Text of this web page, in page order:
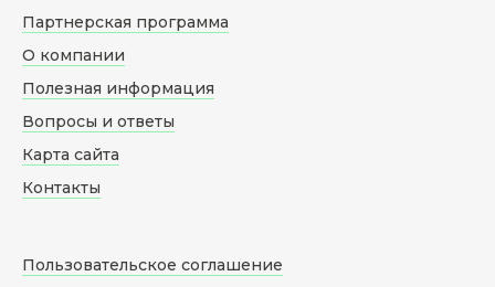
Партнерская программа
О компании
Полезная информация
Вопросы и ответы
Карта сайта
Контакты
Пользовательское соглашение